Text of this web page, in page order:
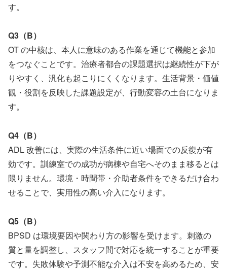
す。
Q3（B）
OT の中核は、本人に意味のある作業を通じて機能と参加
をつなぐことです。治療者都合の課題選択は継続性が下が
りやすく、汎化も起こりにくくなります。生活背景・価値
観・役割を反映した課題設定が、行動変容の土台になりま
す。
Q4（B）
ADL 改善には、実際の生活条件に近い場面での反復が有
効です。訓練室での成功が病棟や自宅へそのまま移るとは
限りません。環境・時間帯・介助者条件をできるだけ合わ
せることで、実用性の高い介入になります。
Q5（B）
BPSD は環境要因や関わり方の影響を受けます。刺激の
質と量を調整し、スタッフ間で対応を統一することが重要
です。失敗体験や予測不能な介入は不安を高めるため、安